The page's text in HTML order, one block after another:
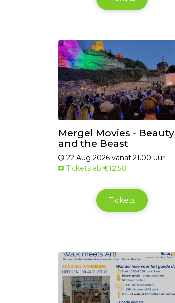
Mergel Movies - Beauty
and the Beast
22 Aug 2026 vanaf 21.00 uur
Tickets ab €12,50
Tickets